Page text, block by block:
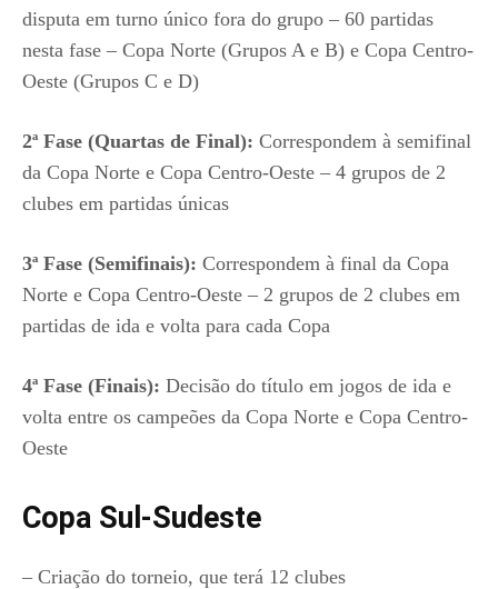
disputa em turno único fora do grupo – 60 partidas
nesta fase – Copa Norte (Grupos A e B) e Copa Centro-
Oeste (Grupos C e D)
2ª Fase (Quartas de Final): Correspondem à semifinal
da Copa Norte e Copa Centro-Oeste – 4 grupos de 2
clubes em partidas únicas
3ª Fase (Semifinais): Correspondem à final da Copa
Norte e Copa Centro-Oeste – 2 grupos de 2 clubes em
partidas de ida e volta para cada Copa
4ª Fase (Finais): Decisão do título em jogos de ida e
volta entre os campeões da Copa Norte e Copa Centro-
Oeste
Copa Sul-Sudeste
– Criação do torneio, que terá 12 clubes